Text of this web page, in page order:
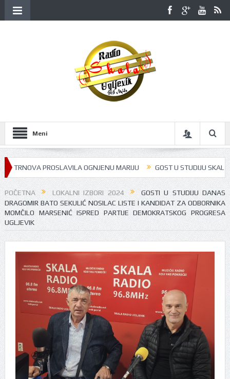
Meni
PROSLAVILA OGNJENU MARIJU GOST U STUDIJU SKALA
POČETNA LOKALNI IZBORI 2024
GOSTI U STUDIJU DANAS
DRAGOMIR BATO SEKULIĆ NOSILAC LISTE I KANDIDAT ZA ODBORNIKA
MOMČILO MARSENIĆ ISPRED PARTIJE DEMOKRATSKOG PROGRESA
UGLJEVIK